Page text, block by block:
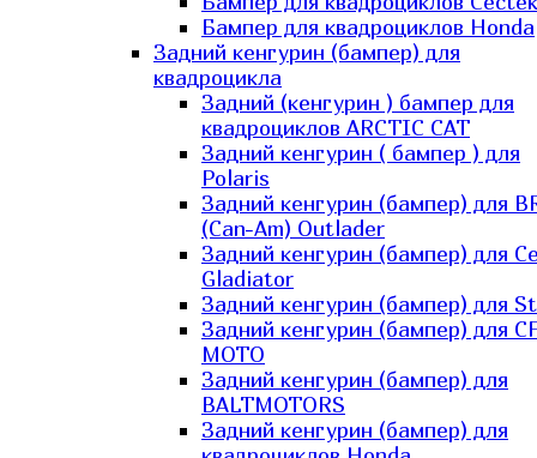
Бампер для квадроциклов Honda
Задний кенгурин (бампер) для
квадроцикла
Задний (кенгурин ) бампер для
квадроциклов ARCTIC CAT
Задний кенгурин ( бампер ) для
Polaris
Задний кенгурин (бампер) для
(Can-Am) Outlader
Задний кенгурин (бампер) для
Gladiator
Задний кенгурин (бампер) для
Задний кенгурин (бампер) для
MOTO
Задний кенгурин (бампер) для
BALTMOTORS
Задний кенгурин (бампер) для